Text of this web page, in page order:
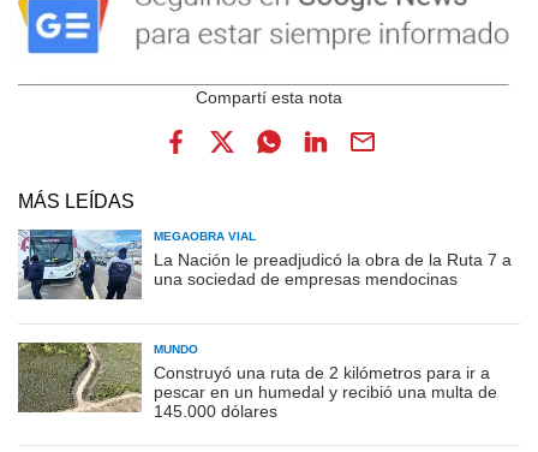
MÁS LEÍDAS
MEGAOBRA VIAL
La Nación le preadjudicó la obra de la Ruta 7 a
una sociedad de empresas mendocinas
MUNDO
Construyó una ruta de 2 kilómetros para ir a
pescar en un humedal y recibió una multa de
145.000 dólares